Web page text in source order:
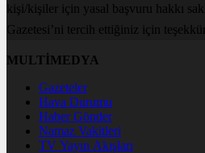
kişi/kişiler için yasal başvuru hakkı
Gazetesi’ni tercih ettiğiniz için
MULTİMEDYA
Gazeteler
Hava Durumu
Haber Gönder
Namaz Vakitleri
TV Yayın Akışları